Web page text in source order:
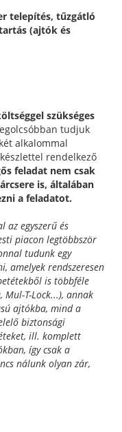
telepítés, tűzgátló
(ajtók és
szükséges
tudjuk
alkalommal
rendelkező
feladat nem csak
is, általában
a feladatot.
az egyszerű és
piacon legtöbbször
tudunk egy
amelyek rendszeresen
is többféle
T-Lock...), annak
ajtókba, mind a
biztonsági
ill. komplett
így csak a
nálunk olyan zár,